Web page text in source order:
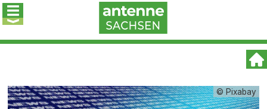
© Pixabay